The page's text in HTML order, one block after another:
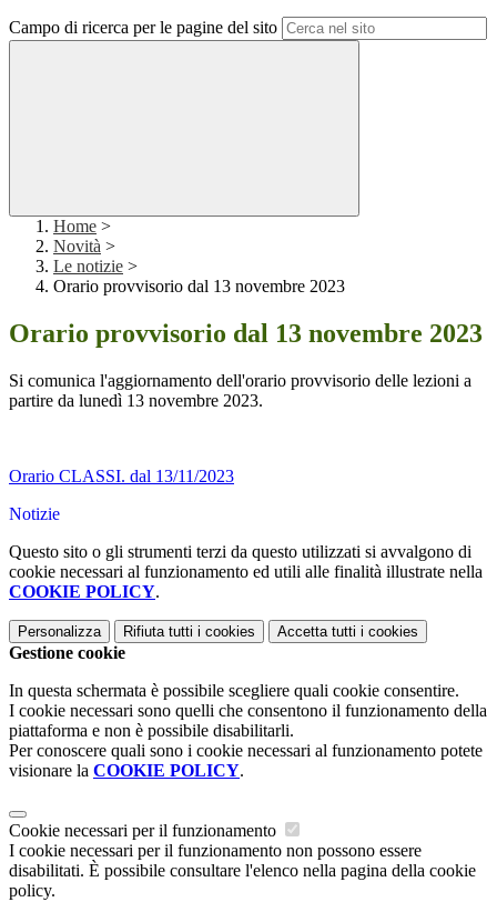
Campo di ricerca per le pagine del sito
Home >
Novità >
Le notizie >
Orario provvisorio dal 13 novembre 2023
Orario provvisorio dal 13 novembre 2023
Si comunica l'aggiornamento dell'orario provvisorio delle lezioni a
partire da lunedì 13 novembre 2023.
Orario CLASSI. dal 13/11/2023
Notizie
Questo sito o gli strumenti terzi da questo utilizzati si avvalgono di
cookie necessari al funzionamento ed utili alle finalità illustrate nella
COOKIE POLICY.
Personalizza Rifiuta tutti i cookies Accetta tutti i cookies
Gestione cookie
In questa schermata è possibile scegliere quali cookie consentire.
I cookie necessari sono quelli che consentono il funzionamento della
piattaforma e non è possibile disabilitarli.
Per conoscere quali sono i cookie necessari al funzionamento potete
visionare la COOKIE POLICY.
Cookie necessari per il funzionamento
I cookie necessari per il funzionamento non possono essere
disabilitati. È possibile consultare l'elenco nella pagina della cookie
policy.